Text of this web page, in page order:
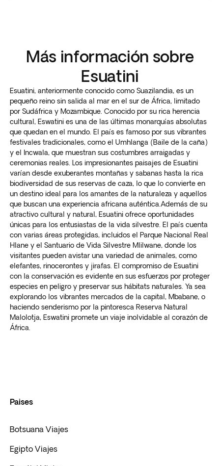
Más información sobre
Esuatini
Esuatini, anteriormente conocido como Suazilandia, es un
pequeño reino sin salida al mar en el sur de África, limitado
por Sudáfrica y Mozambique. Conocido por su rica herencia
cultural, Eswatini es una de las últimas monarquías absolutas
que quedan en el mundo. El país es famoso por sus vibrantes
festivales tradicionales, como el Umhlanga (Baile de la caña)
y el Incwala, que muestran sus costumbres arraigadas y
ceremonias reales. Los impresionantes paisajes de Esuatini
varían desde exuberantes montañas y sabanas hasta la rica
biodiversidad de sus reservas de caza, lo que lo convierte en
un destino ideal para los amantes de la naturaleza y aquellos
que buscan una experiencia africana auténtica.Además de su
atractivo cultural y natural, Esuatini ofrece oportunidades
únicas para los entusiastas de la vida silvestre. El país cuenta
con varias áreas protegidas, incluidos el Parque Nacional Real
Hlane y el Santuario de Vida Silvestre Mlilwane, donde los
visitantes pueden avistar una variedad de animales, como
elefantes, rinocerontes y jirafas. El compromiso de Esuatini
con la conservación es evidente en sus esfuerzos por proteger
especies en peligro y preservar sus hábitats naturales. Ya sea
explorando los vibrantes mercados de la capital, Mbabane, o
haciendo senderismo por la pintoresca Reserva Natural
Malolotja, Eswatini promete un viaje inolvidable al corazón de
África.
Paises
Botsuana Viajes
Egipto Viajes